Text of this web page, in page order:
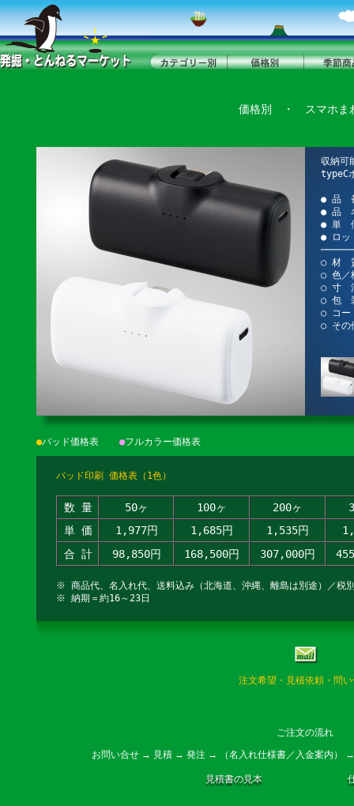
価格別 ・ スマホま
収納可
typeC
● 品
● 品
● 単
● ロッ
○ 材
○ 色／
○ 寸 法
○ 包
○ コー
○ その
●パッド価格表 ●フルカラー価格表
パッド印刷 価格表（1色）
数 量 50ヶ 100ヶ 200ヶ
単 価
1,977円 1,685円 1,535円
合 計
98,850円 168,500円 307,000円
※ 商品代、名入れ代、送料込み（北海道、沖縄、離島は別途）／税
※ 納期＝約16～23日
注文希望・見積依頼・問
ご注文の流れ
お問い合せ → 見積 → 発注 → （名入れ仕様書／入金案内）
見積書の見本